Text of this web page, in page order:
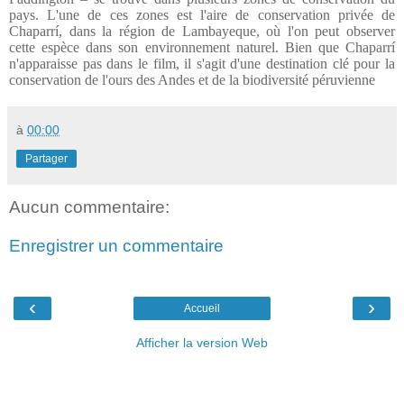
pays. L'une de ces zones est l'aire de conservation privée de
Chaparrí, dans la région de Lambayeque, où l'on peut observer
cette espèce dans son environnement naturel. Bien que Chaparrí
n'apparaisse pas dans le film, il s'agit d'une destination clé pour la
conservation de l'ours des Andes et de la biodiversité péruvienne
à 00:00
Partager
Aucun commentaire:
Enregistrer un commentaire
‹ ›
Accueil
Afficher la version Web